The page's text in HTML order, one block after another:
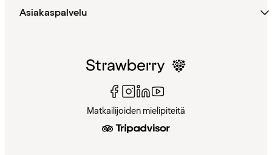
Asiakaspalvelu
Matkailijoiden mielipiteitä